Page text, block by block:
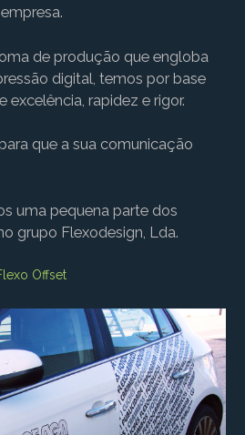
de produção que engloba
digital, temos por base
excelência, rapidez e rigor.
que a sua comunicação
uma pequena parte dos
grupo Flexodesign, Lda.
Offset